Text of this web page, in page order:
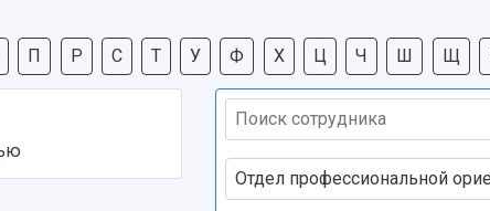
П Р С Т У Ф Х Ц Ч Ш Щ
Поиск сотрудника
Отдел профессиональной